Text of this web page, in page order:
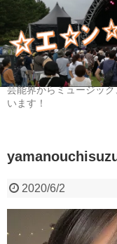
芸能界からミュージッ
います！
2020/6/2